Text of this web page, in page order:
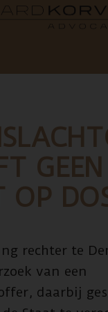
GEEN
OP
rechter te
van een
daarbij